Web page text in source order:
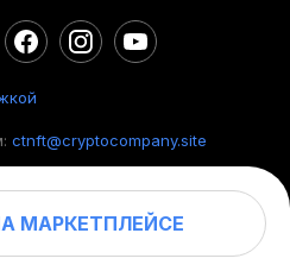
МАРКЕТПЛЕЙСЕ
ctnft@cryptocompany.site
Все права защищены.